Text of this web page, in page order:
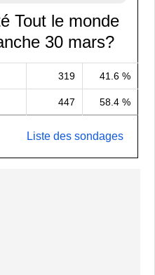
Tout le monde
30 mars?
319 41.6 %
447 58.4 %
Liste des sondages